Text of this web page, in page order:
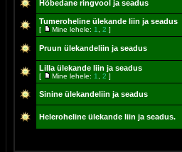
Hõbedane ringvool ja seadus
Tumeroheline ülekande liin ja seadus
[ Mine lehele: 1 2 ]
Pruun ülekandeliin ja seadus
Lilla ülekande liin ja seadus
[ Mine lehele: 1 2 ]
Sinine ülekandeliin ja seadus
Heleroheline ülekande liin ja seadus.